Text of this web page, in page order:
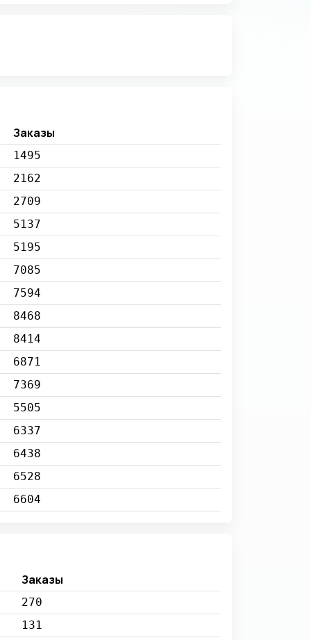
Заказы
1495
2162
2709
5137
5195
7085
7594
8468
8414
6871
7369
5505
6337
6438
6528
6604
Заказы
270
131